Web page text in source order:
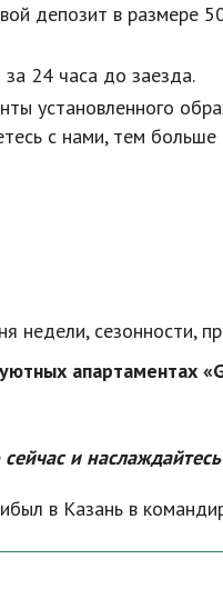
депозит в размере
24 часа до заезда.
установленного
с нами, тем
недели, сезонности,
апартаментах
и
в Казань в